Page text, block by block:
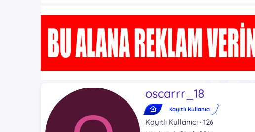
oscarrr_18
Kayıtlı Kullanıcı
Kayıtlı Kullanıcı · 126